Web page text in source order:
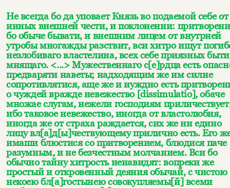
Не всегда бо да уповает Князь во подаемой себе от
инных внешней чести, и поклонении:
бо обыче бывати, и внешним лицем от внутрней
утробы многажды разствит, вси хитро ищут
незлобиваго властелина, всех себе приязных быти
мнящаго. <...> Мужественнаго с[е]рдца есть
предваряти наветы; надходящим же им силне
сопротивлятися, аще же и нуждно есть
о чуждей вражде невежество [dissimulatio], обаче
множае слугам, нежели господиям
ибо таковое невежество, иногда от властолюбия,
иногда же от страха раждается, сих же ни едино
лицу вл[а]д[ы]чествующему прилично есть. Его
имаши блюстися со притворением, блюдися паче
разумным, и не безчестным молчанием. Вси бо
обычно тайну хитрость ненавидят: вопреки же
простый и откровенный деяния обычай, с чистою
некоею бл[а]гостынею совокупляемы[й] всеми